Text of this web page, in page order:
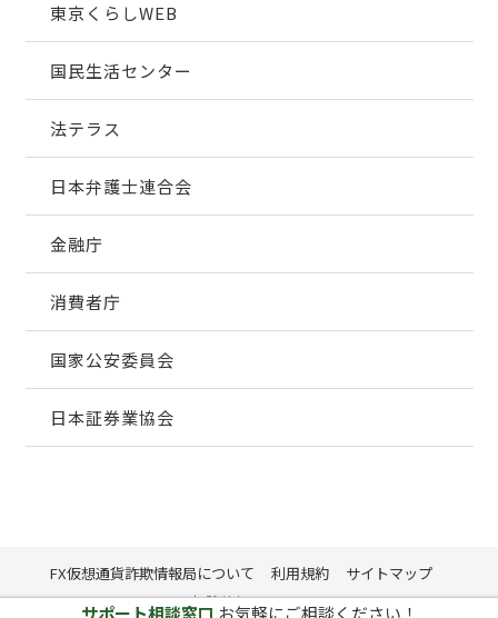
東京くらしWEB
国民生活センター
法テラス
日本弁護士連合会
金融庁
消費者庁
国家公安委員会
日本証券業協会
FX仮想通貨詐欺情報局について 利用規約
サイトマップ
削除依頼フォーム
サポート相談窓口 お気軽にご相談ください！